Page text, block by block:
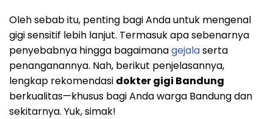
Oleh sebab itu, penting bagi Anda untuk mengenal
gigi sensitif lebih lanjut. Termasuk apa sebenarnya
penyebabnya hingga bagaimanagejalaserta
penanganannya. Nah, berikut penjelasannya,
lengkap rekomendasi dokter gigi Bandung
berkualitas—khusus bagi Anda warga Bandung dan
sekitarnya. Yuk, simak!